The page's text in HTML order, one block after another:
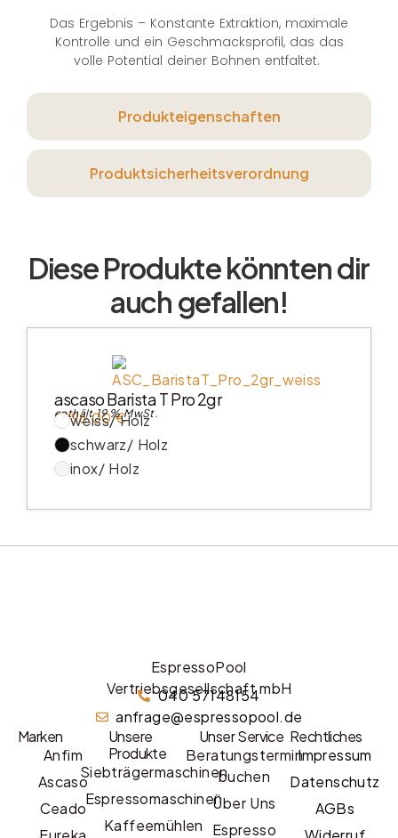
Produkteigenschaften
Produktsicherheitsverordnung
Das Ergebnis – Konstante Extraktion, maximale
Kontrolle und ein Geschmacksprofil, das das
volle Potential deiner Bohnen entfaltet.
Diese Produkte könnten dir
auch gefallen!
ascaso Barista T Pro 2gr
9996,00€
enthält 19 % MwSt.
weiss/ Holz
schwarz/ Holz
inox/ Holz
EspressoPool
Vertriebsgesellschaft mbH
040 57148154
anfrage@espressopool.de
Marken
Anfim
Ascaso
Ceado
Unsere
Produkte
Siebträgermaschinen
Espressomaschinen
Kaffeemühlen
Unser Service
Beratungstermin
buchen
Über Uns
Espresso
Rechtliches
Impressum
Datenschutz
AGBs